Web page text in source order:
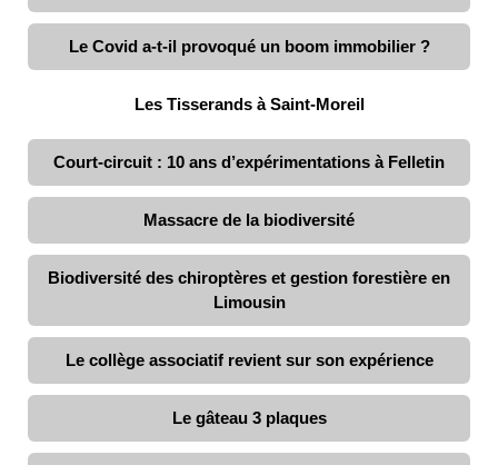
Le Covid a-t-il provoqué un boom immobilier ?
Les Tisserands à Saint-Moreil
Court-circuit : 10 ans d’expérimentations à Felletin
Massacre de la biodiversité
Biodiversité des chiroptères et gestion forestière en
Limousin
Le collège associatif revient sur son expérience
Le gâteau 3 plaques